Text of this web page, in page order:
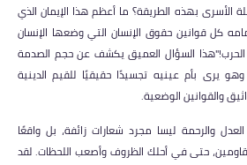
بهذه الطريقة؟ ما أعظم هذا الإيمان الذي
كل قوانين حقوق الإنسان التي وضعها الإنسان
الحرب!"هذا السؤال العميق يكشف عن حجم الصدمة
وهو يرى بأم عينيه تجسيدًا حقيقيًا للقيم الدينية
والقوانين الوضعية.
والرحمة ليسا مجرد شعارات زائفة، بل واقعًا
حتى في أحلك الظروف وأصعب اللحظات. لقد